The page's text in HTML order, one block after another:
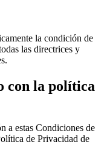
la condición de
las directrices y
con la política
a estas Condiciones de
de Privacidad de